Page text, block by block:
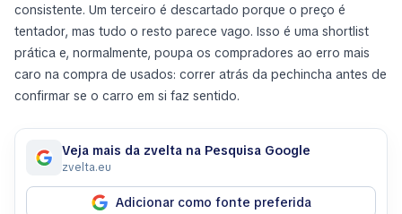
consistente. Um terceiro é descartado porque o preço é
tentador, mas tudo o resto parece vago. Isso é uma shortlist
prática e, normalmente, poupa os compradores ao erro mais
caro na compra de usados: correr atrás da pechincha antes de
confirmar se o carro em si faz sentido.
Veja mais da zvelta na Pesquisa Google
zvelta.eu
Adicionar como fonte preferida